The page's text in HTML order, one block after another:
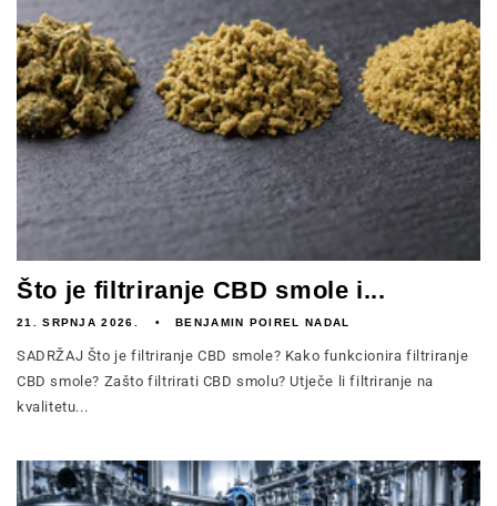
Što je filtriranje CBD smole i...
21. SRPNJA 2026. BENJAMIN POIREL NADAL
SADRŽAJ Što je filtriranje CBD smole? Kako funkcionira filtriranje
CBD smole? Zašto filtrirati CBD smolu? Utječe li filtriranje na
kvalitetu...